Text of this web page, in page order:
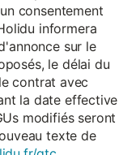
consentement
informera
sur le
le délai du
contrat avec
la date effective
modifiés seront
texte de